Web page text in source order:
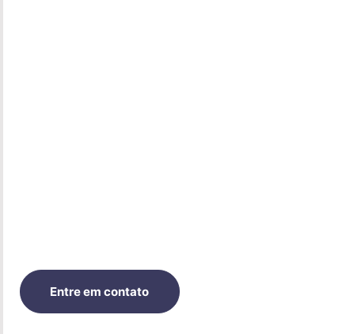
Entre em contato